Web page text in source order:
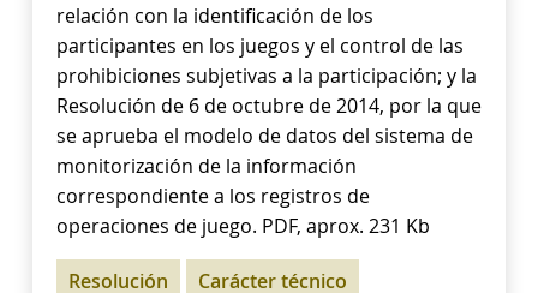
relación con la identificación de los
participantes en los juegos y el control de las
prohibiciones subjetivas a la participación; y la
Resolución de 6 de octubre de 2014, por la que
se aprueba el modelo de datos del sistema de
monitorización de la información
correspondiente a los registros de
operaciones de juego. PDF, aprox. 231 Kb
Resolución Carácter técnico